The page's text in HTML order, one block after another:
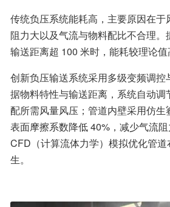
传统负压系统能耗高，主要原因在于
阻力大以及气流与物料配比不合理。
输送距离超 100 米时，能耗较理论值
创新负压输送系统采用多级变频调控
据物料特性与输送距离，系统自动调
配所需风量风压；管道内壁采用仿
表面摩擦系数降低 40%，减少气流
CFD（计算流体力学）模拟优化管
生。